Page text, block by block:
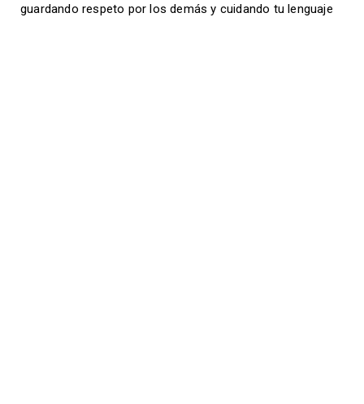
guardando respeto por los demás y cuidando tu lenguaje